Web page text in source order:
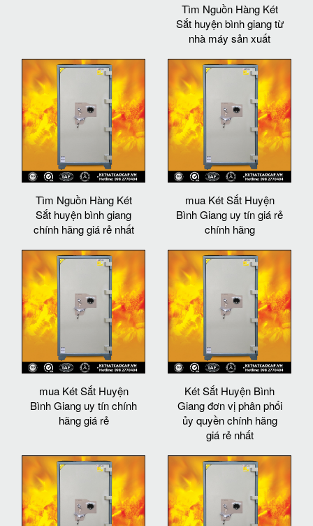
Tìm Nguồn Hàng Két
Sắt huyện bình giang từ
nhà máy sản xuất
Tìm Nguồn Hàng Két
Sắt huyện bình giang
chính hãng giá rẻ nhất
mua Két Sắt Huyện
Bình Giang uy tín giá rẻ
chính hãng
mua Két Sắt Huyện
Bình Giang uy tín chính
hãng giá rẻ
Két Sắt Huyện Bình
Giang đơn vị phân phối
ủy quyền chính hãng
giá rẻ nhất